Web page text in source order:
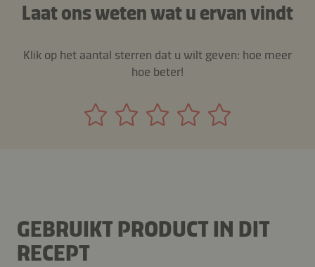
Laat ons weten wat u ervan vindt
Klik op het aantal sterren dat u wilt geven: hoe meer
hoe beter!
GEBRUIKT PRODUCT IN DIT
RECEPT